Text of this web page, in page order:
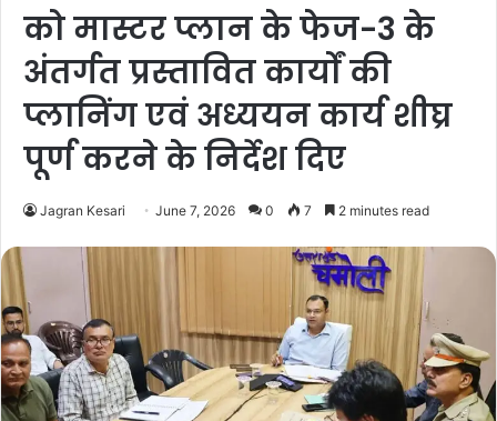
को मास्टर प्लान के फेज-3 के
अंतर्गत प्रस्तावित कार्यों की
प्लानिंग एवं अध्ययन कार्य शीघ्र
पूर्ण करने के निर्देश दिए
Jagran Kesari June 7, 2026 0 7 2 minutes read